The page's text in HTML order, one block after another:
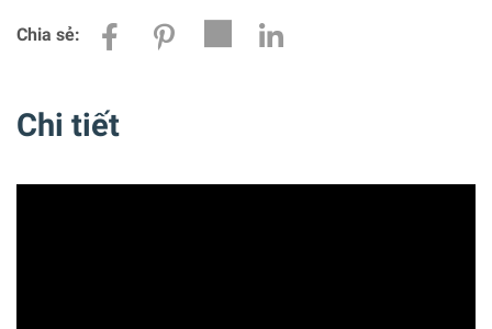
Chia sẻ:
Chi tiết